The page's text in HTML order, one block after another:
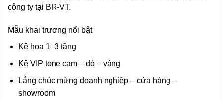
công ty tại BR-VT.
Mẫu khai trương nổi bật
Kệ hoa 1–3 tầng
Kệ VIP tone cam – đỏ – vàng
Lẵng chúc mừng doanh nghiệp – cửa hàng –
showroom